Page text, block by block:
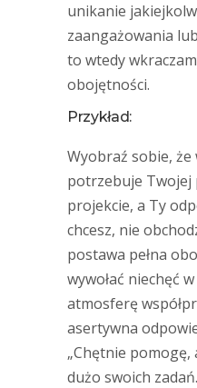
unikanie
zaangażowania
to wtedy
obojętności.
Przykład:
Wyobraź sobie, że
potrzebuje Twojej
projekcie, a Ty
chcesz, nie
postawa pełna
wywołać niechęć
atmosferę
asertywna
„Chętnie pomogę,
dużo swoich